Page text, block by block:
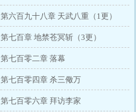
第六百九十八章 天武八重（1更）
第七百章 地禁苍冥斩（3更）
第七百零二章 落幕
第七百零四章 杀三儆万
第七百零六章 拜访李家